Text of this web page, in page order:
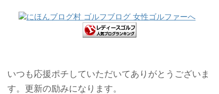
いつも応援ポチしていただいてありがとうございま
す。更新の励みになります。